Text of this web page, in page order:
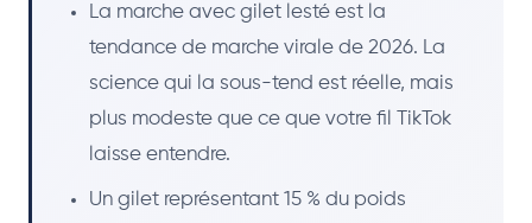
La marche avec gilet lesté est la
tendance de marche virale de 2026. La
science qui la sous-tend est réelle, mais
plus modeste que ce que votre fil TikTok
laisse entendre.
Un gilet représentant 15 % du poids